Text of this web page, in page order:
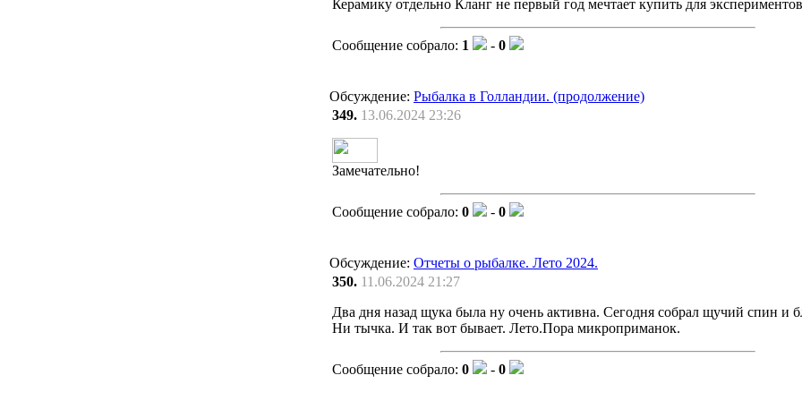
Керамику отдельно Кланг не первый год мечтает купить для
Сообщение собрало: 1 - 0
Обсуждение: Рыбалка в Голландии. (продолжение)
349. 13.06.2024 23:26
Замечательно!
Сообщение собрало: 0 - 0
Обсуждение: Отчеты о рыбалке. Лето 2024.
350. 11.06.2024 21:27
Два дня назад щука была ну очень активна. Сегодня собрал щучий спин и
Ни тычка. И так вот бывает. Лето.Пора микроприманок.
Сообщение собрало: 0 - 0